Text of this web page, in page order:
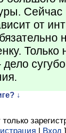
Сейчас
от
Только
↓
| Вход ]